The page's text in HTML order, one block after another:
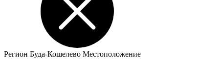
Регион Буда-Кошелево Местоположение